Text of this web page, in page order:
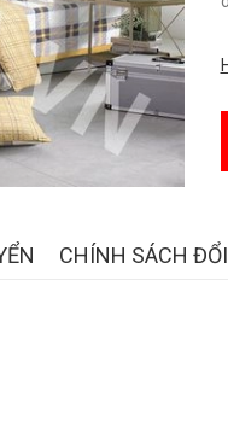
CHÍNH SÁCH